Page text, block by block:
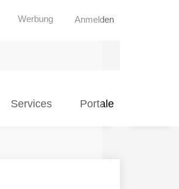
Werbung Anmelden
Services Portale